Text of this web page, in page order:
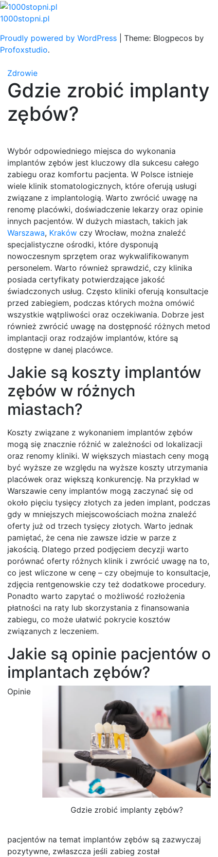
Skip
to
1000stopni.pl
Proudly powered by WordPress
Theme: Blogpecos by
Profoxstudio.
Zdrowie
Gdzie zrobić implanty
zębów?
Wybór odpowiedniego miejsca do wykonania
implantów zębów jest kluczowy dla sukcesu całego
zabiegu oraz komfortu pacjenta. W Polsce istnieje
wiele klinik stomatologicznych, które oferują usługi
związane z implantologią. Warto zwrócić uwagę na
renomę placówki, doświadczenie lekarzy oraz opinie
innych pacjentów. W dużych miastach, takich jak
Warszawa, Kraków czy Wrocław, można znaleźć
specjalistyczne ośrodki, które dysponują
nowoczesnym sprzętem oraz wykwalifikowanym
personelem. Warto również sprawdzić, czy klinika
posiada certyfikaty potwierdzające jakość
świadczonych usług. Często kliniki oferują konsultacje
przed zabiegiem, podczas których można omówić
wszystkie wątpliwości oraz oczekiwania. Dobrze jest
również zwrócić uwagę na dostępność różnych metod
implantacji oraz rodzajów implantów, które są
dostępne w danej placówce.
Jakie są koszty implantów
zębów w różnych
miastach?
Koszty związane z wykonaniem implantów zębów
mogą się znacznie różnić w zależności od lokalizacji
oraz renomy kliniki. W większych miastach ceny mogą
być wyższe ze względu na wyższe koszty utrzymania
placówek oraz większą konkurencję. Na przykład w
Warszawie ceny implantów mogą zaczynać się od
około pięciu tysięcy złotych za jeden implant, podczas
gdy w mniejszych miejscowościach można znaleźć
oferty już od trzech tysięcy złotych. Warto jednak
pamiętać, że cena nie zawsze idzie w parze z
jakością. Dlatego przed podjęciem decyzji warto
porównać oferty różnych klinik i zwrócić uwagę na to,
co jest wliczone w cenę – czy obejmuje to konsultacje,
zdjęcia rentgenowskie czy też dodatkowe procedury.
Ponadto warto zapytać o możliwość rozłożenia
płatności na raty lub skorzystania z finansowania
zabiegu, co może ułatwić pokrycie kosztów
związanych z leczeniem.
Jakie są opinie pacjentów o
implantach zębów?
Gdzie zrobić implanty zębów?
Opinie
pacjentów na temat implantów zębów są zazwyczaj
pozytywne, zwłaszcza jeśli zabieg został